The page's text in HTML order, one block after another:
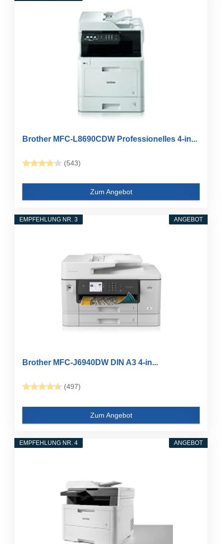
Brother MFC-L8690CDW Professionelles 4-in...
(543)
Zum Angebot
ANGEBOT
EMPFEHLUNG NR. 3
Brother MFC-J6940DW DIN A3 4-in...
(497)
Zum Angebot
ANGEBOT
EMPFEHLUNG NR. 4